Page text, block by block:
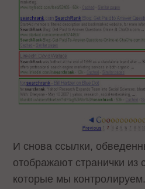
И снова ссылки,
отображают странички из
которые мы